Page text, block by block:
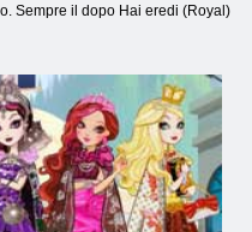
Sempre il dopo Hai eredi (Royal)